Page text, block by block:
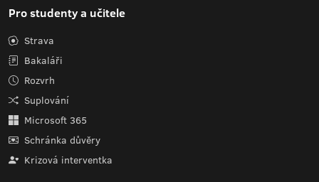
Pro studenty a učitele
Strava
Bakaláři
Rozvrh
Suplování
Microsoft 365
Schránka důvěry
Krizová interventka